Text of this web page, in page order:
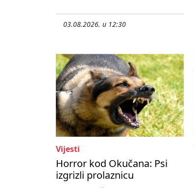
03.08.2026. u 12:30
Vijesti
Horror kod Okučana: Psi
izgrizli prolaznicu